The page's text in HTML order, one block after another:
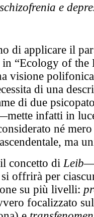
e
di applicare il
“Ecology of the
visione
di una
di due
infatti in
né
ma
concetto di Leib
offrirà per
su più livelli:
focalizzato